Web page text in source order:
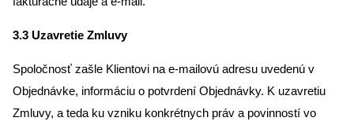
3.3 Uzavretie Zmluvy
Spoločnosť zašle Klientovi na e-mailovú adresu uvedenú v
Objednávke, informáciu o potvrdení Objednávky. K uzavretiu
Zmluvy, a teda ku vzniku konkrétnych práv a povinností vo